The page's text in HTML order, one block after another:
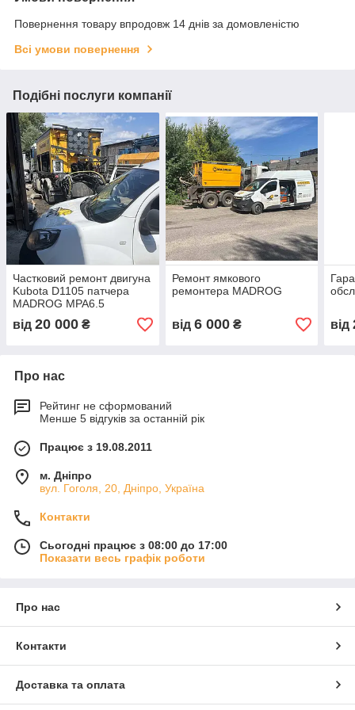
Повернення товару впродовж 14 днів за домовленістю
Всі умови повернення
Подібні послуги компанії
Частковий ремонт двигуна
Kubota D1105 патчера
MADROG MPA6.5
від 20 000 ₴
Ремонт ямкового
ремонтера MADROG
від 6 000₴ від
Про нас
Рейтинг не сформований
Менше 5 відгуків за останній рік
Працює з 19.08.2011
м. Дніпро
вул. Гоголя, 20, Дніпро, Україна
Контакти
Сьогодні працює з 08:00 до 17:00
Показати весь графік роботи
Про нас
Контакти
Доставка та оплата